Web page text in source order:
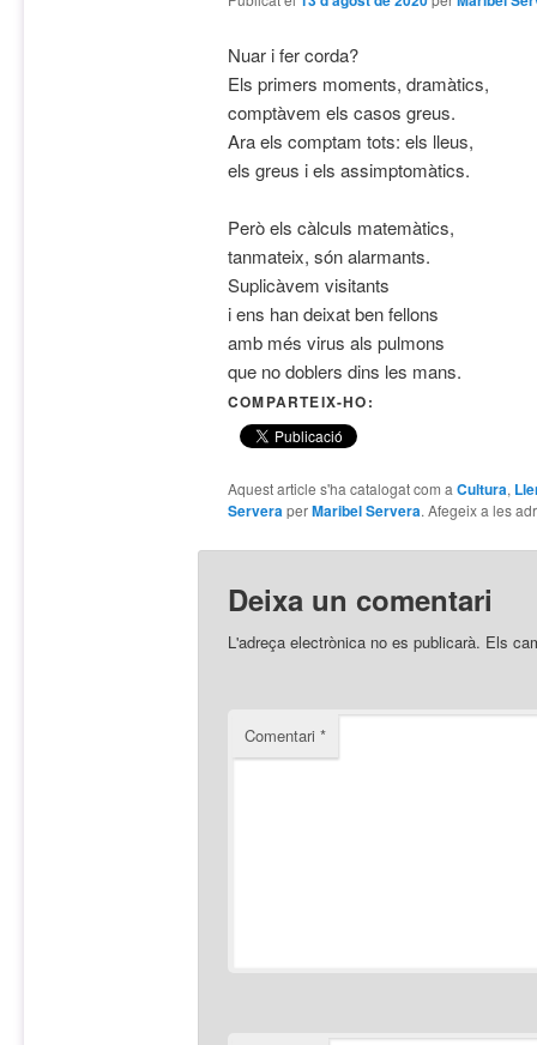
Nuar i fer corda?
Els primers moments, dramàtics,
comptàvem els casos greus.
Ara els comptam tots: els lleus,
els greus i els assimptomàtics.
Però els càlculs matemàtics,
tanmateix, són alarmants.
Suplicàvem visitants
i ens han deixat ben fellons
amb més virus als pulmons
que no doblers dins les mans.
COMPARTEIX-HO:
Aquest article s'ha catalogat com a Cultura,
ServeraperMaribel Servera. Afegeix a les
Deixa un comentari
L'adreça electrònica no es publicarà. Els
Comentari *